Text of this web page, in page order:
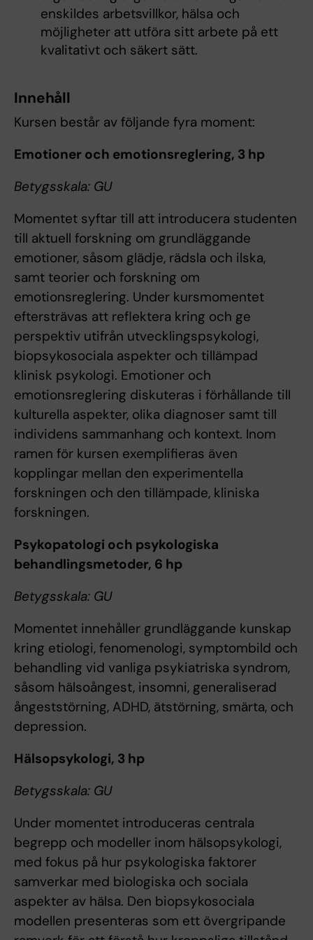
enskildes arbetsvillkor, hälsa och
möjligheter att utföra sitt arbete på ett
kvalitativt och säkert sätt.
Innehåll
Kursen består av följande fyra moment:
Emotioner och emotionsreglering, 3 hp
Betygsskala: GU
Momentet syftar till att introducera studenten
till aktuell forskning om grundläggande
emotioner, såsom glädje, rädsla och ilska,
samt teorier och forskning om
emotionsreglering. Under kursmomentet
eftersträvas att reflektera kring och ge
perspektiv utifrån utvecklingspsykologi,
biopsykosociala aspekter och tillämpad
klinisk psykologi. Emotioner och
emotionsreglering diskuteras i förhållande till
kulturella aspekter, olika diagnoser samt till
individens sammanhang och kontext. Inom
ramen för kursen exemplifieras även
kopplingar mellan den experimentella
forskningen och den tillämpade, kliniska
forskningen.
Psykopatologi och psykologiska
behandlingsmetoder, 6 hp
Betygsskala: GU
Momentet innehåller grundläggande kunskap
kring etiologi, fenomenologi, symptombild och
behandling vid vanliga psykiatriska syndrom,
såsom hälsoångest, insomni, generaliserad
ångeststörning, ADHD, ätstörning, smärta, och
depression.
Hälsopsykologi, 3 hp
Betygsskala: GU
Under momentet introduceras centrala
begrepp och modeller inom hälsopsykologi,
med fokus på hur psykologiska faktorer
samverkar med biologiska och sociala
aspekter av hälsa. Den biopsykosociala
modellen presenteras som ett övergripande